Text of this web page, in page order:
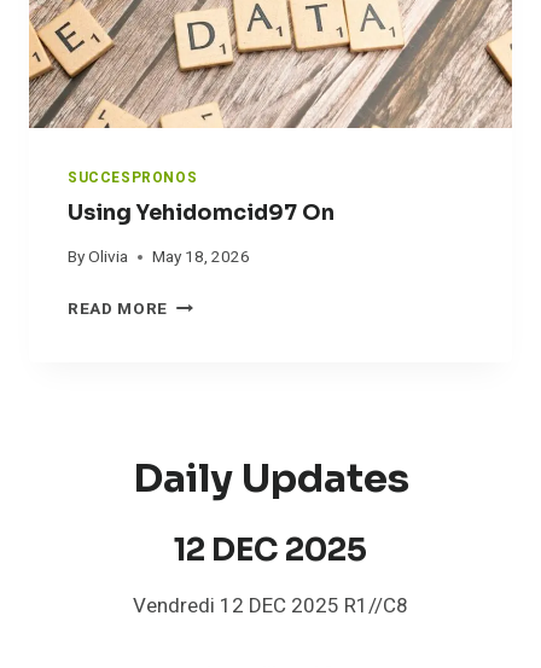
I
N
F
U
D
O
L
V
Z
SUCCESPRONOS
Using Yehidomcid97 On
ByOlivia May 18, 2026
READ MORE U
H
O
C
Daily Updates
12 DEC 2025
Vendredi 12 DEC 2025 R1//C8